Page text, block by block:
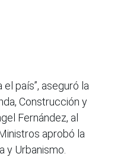
país”, aseguró la
Construcción y
Fernández, al
aprobó la
y Urbanismo.